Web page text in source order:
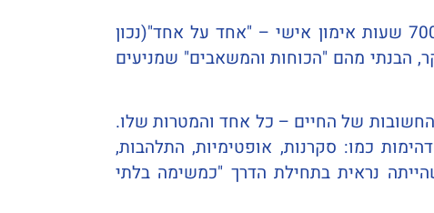
במהלך שלוש וחצי שנים שכללו יותר מ-150 שיעורים ומפגשים, 1,000 שעות לימוד ולמעלה מ-700 שעות אימון אישי – "אחד על אחד"(נכון
הבנתי מהם "הכוחות והמשאבים" שמניעים
של החיים – כל אחד והמטרות שלו.
כמו: סקרנות, אופטימיות, התלהבות,
נראית בתחילת הדרך "כמשימה בלתי